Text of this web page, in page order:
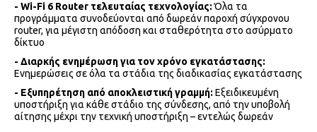
- Wi-Fi 6 Router τελευταίας τεχνολογίας:Όλα τα
προγράμματα συνοδεύονται από δωρεάν παροχή σύγχρονου
router, για μέγιστη απόδοση και σταθερότητα στο ασύρματο
δίκτυο
- Διαρκής ενημέρωση για τον χρόνο εγκατάστασης:
Ενημερώσεις σε όλα τα στάδια της διαδικασίας εγκατάστασης
- Εξυπηρέτηση από αποκλειστική γραμμή: Εξειδικευμένη
υποστήριξη για κάθε στάδιο της σύνδεσης, από την υποβολή
αίτησης μέχρι την τεχνική υποστήριξη – εντελώς δωρεάν